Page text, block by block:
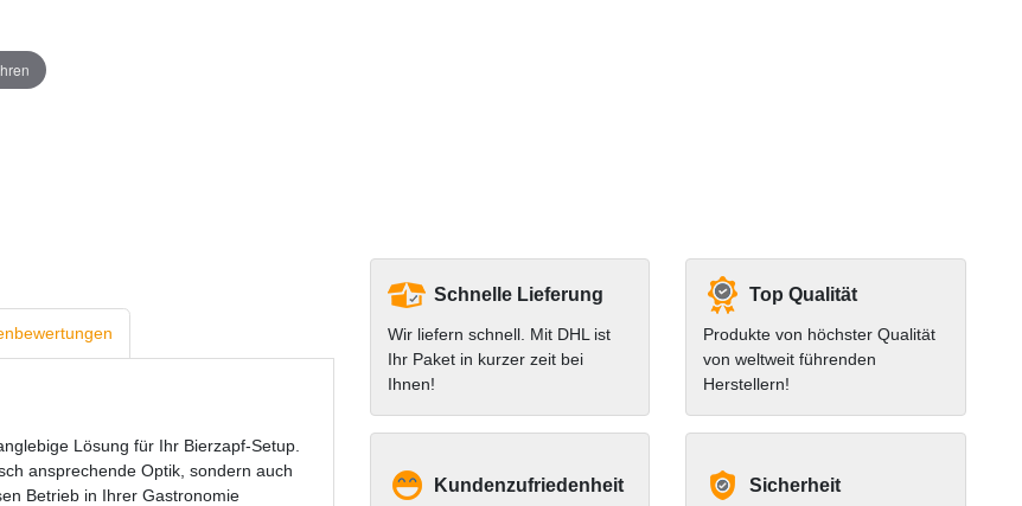
Lösung für Ihr Bierzapf-Setup.
ansprechende Optik, sondern auch
Betrieb in Ihrer Gastronomie
Schnelle Lieferung
Wir liefern schnell. Mit DHL ist
Ihr Paket in kurzer zeit bei
Ihnen!
Top Qualität
Produkte von höchster Qualität
von weltweit führenden
Herstellern!
Kundenzufriedenheit Sicherheit